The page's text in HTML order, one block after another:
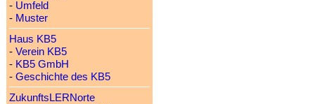
- Umfeld
- Muster
Haus KB5
- Verein KB5
- KB5 GmbH
- Geschichte des KB5
ZukunftsLERNorte